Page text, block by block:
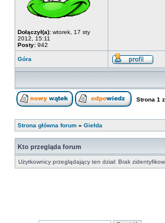
Dołączył(a): wtorek, 17 sty
2012, 15:11
Posty: 942
Góra
Strona 1 z
Strona główna forum » Giełda
Kto przegląda forum
Użytkownicy przeglądający ten dział: Brak